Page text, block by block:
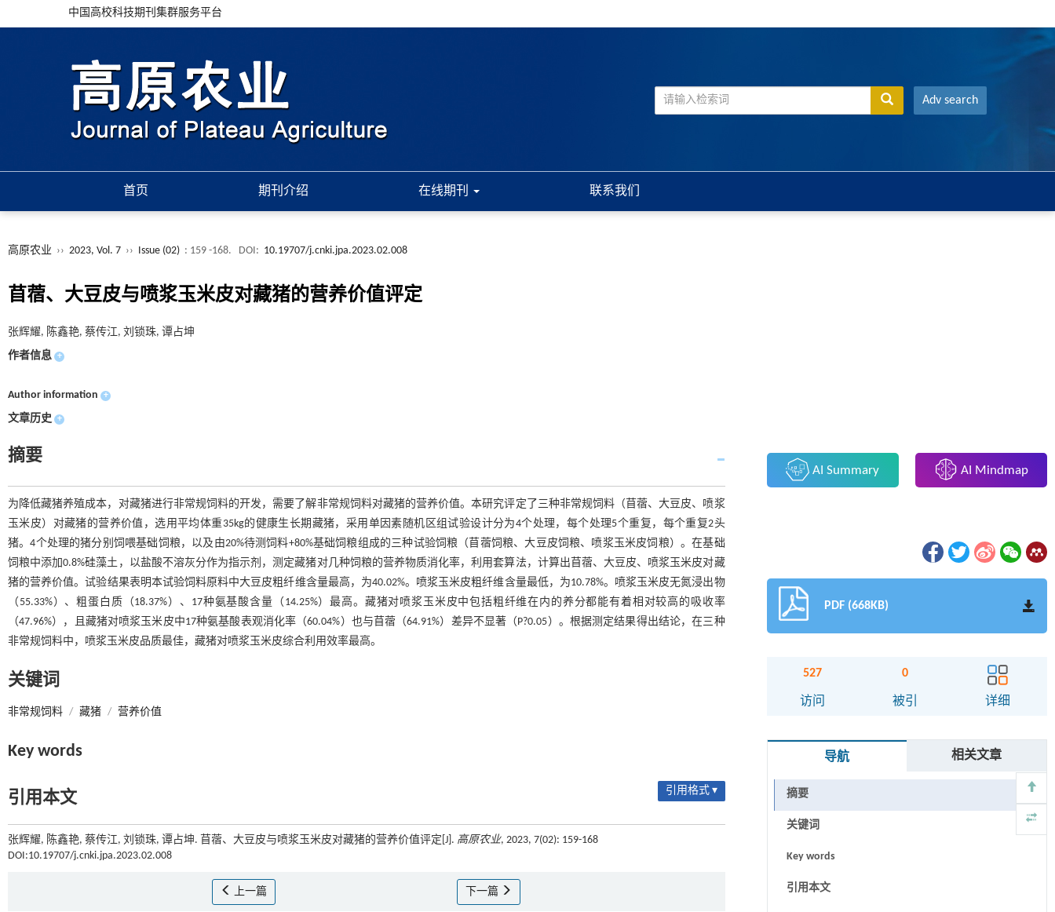
中国高校科技期刊集群服务平台
Adv search
首页 期刊介绍 在线期刊 联系我们
高原农业 ›› 2023, Vol. 7 ›› Issue (02) : 159 -168. DOI: 10.19707/j.cnki.jpa.2023.02.008
苜蓿、大豆皮与喷浆玉米皮对藏猪的营养价值评定
张辉耀, 陈鑫艳, 蔡传江, 刘锁珠, 谭占坤
作者信息 +
Author information +
文章历史 +
摘要
为降低藏猪养殖成本，对藏猪进行非常规饲料的开发，需要了解非常规饲料对藏猪的营养价值。本研究评定了三种非常规饲料（苜蓿、大豆皮、喷浆
玉米皮）对藏猪的营养价值，选用平均体重35kg的健康生长期藏猪，采用单因素随机区组试验设计分为4个处理，每个处理5个重复，每个重复2头
猪。4个处理的猪分别饲喂基础饲粮，以及由20%待测饲料+80%基础饲粮组成的三种试验饲粮（苜蓿饲粮、大豆皮饲粮、喷浆玉米皮饲粮）。在基础
饲粮中添加0.8%硅藻土，以盐酸不溶灰分作为指示剂，测定藏猪对几种饲粮的营养物质消化率，利用套算法，计算出苜蓿、大豆皮、喷浆玉米皮对藏
猪的营养价值。试验结果表明本试验饲料原料中大豆皮粗纤维含量最高，为40.02%。喷浆玉米皮粗纤维含量最低，为10.78%。喷浆玉米皮无氮浸出物
（55.33%）、粗蛋白质（18.37%）、17种氨基酸含量（14.25%）最高。藏猪对喷浆玉米皮中包括粗纤维在内的养分都能有着相对较高的吸收率
（47.96%），且藏猪对喷浆玉米皮中17种氨基酸表观消化率（60.04%）也与苜蓿（64.91%）差异不显著（P?0.05）。根据测定结果得出结论，在三种
非常规饲料中，喷浆玉米皮品质最佳，藏猪对喷浆玉米皮综合利用效率最高。
关键词
非常规饲料 / 藏猪 / 营养价值
Key words
引用本文 引用格式 ▾
张辉耀, 陈鑫艳, 蔡传江, 刘锁珠, 谭占坤. 苜蓿、大豆皮与喷浆玉米皮对藏猪的营养价值评定[J]. 高原农业, 2023, 7(02): 159-168
DOI:10.19707/j.cnki.jpa.2023.02.008
上一篇 下一篇
AI Summary AI Mindmap
PDF (668KB)
527
访问
0
被引 详细
导航 相关文章
摘要
关键词
Key words
引用本文